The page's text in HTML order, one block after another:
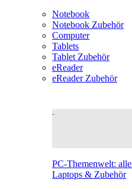
Notebook
Notebook Zubehör
Computer
Tablets
Tablet Zubehör
eReader
eReader Zubehör
PC-Themenwelt:
Laptops & Zubehör